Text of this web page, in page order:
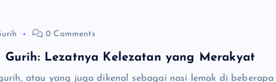
0 Comments
Gurih: Lezatnya Kelezatan yang Merakyat
atau yang juga dikenal sebagai nasi lemak di beberapa